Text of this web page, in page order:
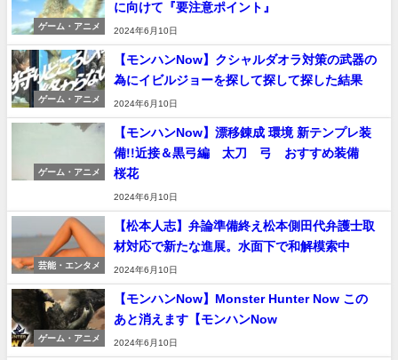
ゲーム・アニメ
に向けて『要注意ポイント』
2024年6月10日
ゲーム・アニメ
【モンハンNow】クシャルダオラ対策の武器の
為にイビルジョーを探して探して探した結果
2024年6月10日
ゲーム・アニメ
【モンハンNow】漂移錬成 環境 新テンプレ装
備!!近接＆黒弓編 太刀 弓 おすすめ装備
桜花
2024年6月10日
芸能・エンタメ
【松本人志】弁論準備終え松本側田代弁護士取
材対応で新たな進展。水面下で和解模索中
2024年6月10日
ゲーム・アニメ
【モンハンNow】Monster Hunter Now この
あと消えます【モンハンNow
2024年6月10日